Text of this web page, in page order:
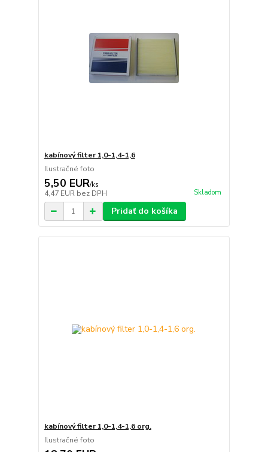
kabínový filter 1,0-1,4-1,6
Ilustračné foto
5,50 EUR/ks
4,47 EUR bez DPH Skladom
Pridať do košíka
kabínový filter 1,0-1,4-1,6 org.
Ilustračné foto